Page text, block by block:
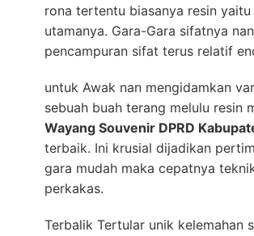
rona tertentu biasanya resin
utamanya. Gara-Gara sifatnya
pencampuran sifat terus relatif
untuk Awak nan mengidamkan
sebuah buah terang melulu resin
Wayang Souvenir DPRD
terbaik. Ini krusial dijadikan
gara mudah maka cepatnya
perkakas.
Terbalik Tertular unik kelemahan